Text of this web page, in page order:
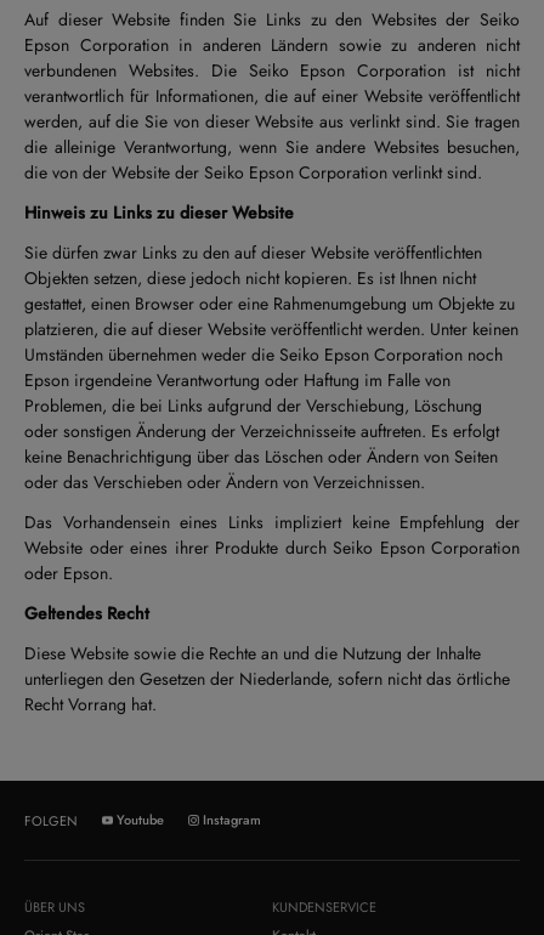
Auf dieser Website finden Sie Links zu den Websites der Seiko
Epson Corporation in anderen Ländern sowie zu anderen nicht
verbundenen Websites. Die Seiko Epson Corporation ist nicht
verantwortlich für Informationen, die auf einer Website veröffentlicht
werden, auf die Sie von dieser Website aus verlinkt sind. Sie tragen
die alleinige Verantwortung, wenn Sie andere Websites besuchen,
die von der Website der Seiko Epson Corporation verlinkt sind.
Hinweis zu Links zu dieser Website
Sie dürfen zwar Links zu den auf dieser Website veröffentlichten
Objekten setzen, diese jedoch nicht kopieren. Es ist Ihnen nicht
gestattet, einen Browser oder eine Rahmenumgebung um Objekte zu
platzieren, die auf dieser Website veröffentlicht werden. Unter keinen
Umständen übernehmen weder die Seiko Epson Corporation noch
Epson irgendeine Verantwortung oder Haftung im Falle von
Problemen, die bei Links aufgrund der Verschiebung, Löschung
oder sonstigen Änderung der Verzeichnisseite auftreten. Es erfolgt
keine Benachrichtigung über das Löschen oder Ändern von Seiten
oder das Verschieben oder Ändern von Verzeichnissen.
Das Vorhandensein eines Links impliziert keine Empfehlung der
Website oder eines ihrer Produkte durch Seiko Epson Corporation
oder Epson.
Geltendes Recht
Diese Website sowie die Rechte an und die Nutzung der Inhalte
unterliegen den Gesetzen der Niederlande, sofern nicht das örtliche
Recht Vorrang hat.
FOLGEN Youtube Instagram
ÜBER UNS
KUNDENSERVICE